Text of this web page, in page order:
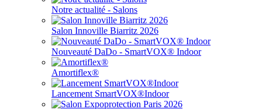
Notre actualité - Salons
Salon Innoville Biarritz 2026
Nouveauté DaDo - SmartVOX® Indoor
Amortiflex®
Lancement SmartVOX®Indoor